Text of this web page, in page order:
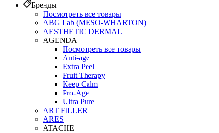
Бренды
Посмотреть все товары
ABG Lab (MESO-WHARTON)
AESTHETIC DERMAL
AGENDA
Посмотреть все товары
Anti-age
Extra Peel
Fruit Therapy
Keep Calm
Pro‑Age
Ultra Pure
ART FILLER
ARES
ATACHE